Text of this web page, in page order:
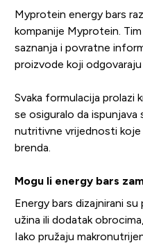
Myprotein energy bars
kompanije Myprotein.
saznanja i povratne
proizvode koji
Svaka formulacija prolazi
se osiguralo da ispunjava
nutritivne vrijednosti
brenda.
Mogu li energy bars
Energy bars dizajnirani
užina ili dodatak
Iako pružaju